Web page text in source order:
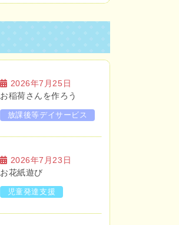
2026年7月25日
お稲荷さんを作ろう
放課後等デイサービス
2026年7月23日
お花紙遊び
児童発達支援